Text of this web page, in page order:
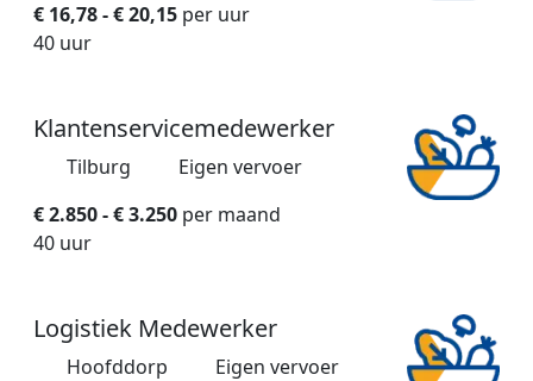
€ 16,78 - € 20,15 per uur
40 uur
Klantenservicemedewerker
Tilburg
Eigen vervoer
€ 2.850 - € 3.250 per maand
40 uur
Logistiek Medewerker
Hoofddorp
Eigen vervoer